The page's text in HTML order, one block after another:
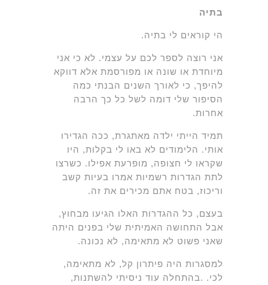
בתיה
הי קוראים לי בתיה.
אני רוצה לספר לכם על עצמי. לא כי אני
מיוחדת או שונה או מפורסמת אלא דווקא
להיפך, כי לאורך השנים הבנתי כמה
הסיפור שלי דומה לשל כל כך הרבה
אחרות.
תמיד הייתי ילדה מאתגרת, ככה הגדירו
אותי. הלימודים לא באו לי בקלות, היו
שקראו לי חצופה, מופרעת אפילו. כשרצו
לתת הגדרות רשמיות אמרו בעיות קשב
וריכוז, בטח אתם מכירים את זה.
בעצם, כל ההגדרות האלו הגיעו מבחוץ,
אבל התחושה האמיתית שלי בפנים היתה
שאני פשוט לא מתאימה, לא נכונה.
למסגרות היה פיתרון קל, לא מתאימה,
לכי. .בהתחלה עוד ניסיתי להשתנות,